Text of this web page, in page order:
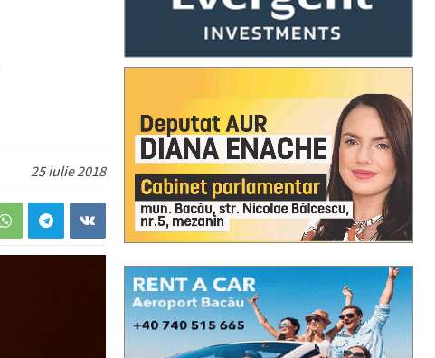
25 iulie 2018